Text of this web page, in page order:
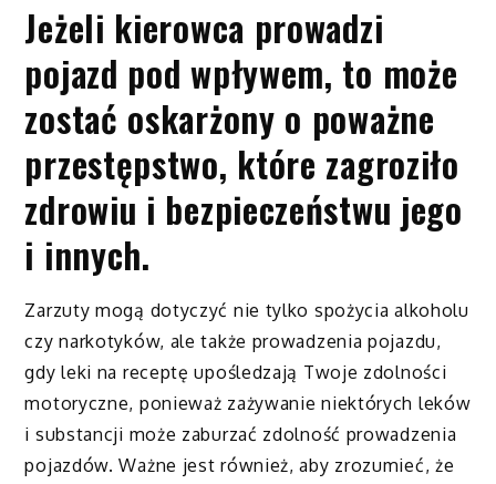
Jeżeli kierowca prowadzi
pojazd pod wpływem, to może
zostać oskarżony o poważne
przestępstwo, które zagroziło
zdrowiu i bezpieczeństwu jego
i innych.
Zarzuty mogą dotyczyć nie tylko spożycia alkoholu
czy narkotyków, ale także prowadzenia pojazdu,
gdy leki na receptę upośledzają Twoje zdolności
motoryczne, ponieważ zażywanie niektórych leków
i substancji może zaburzać zdolność prowadzenia
pojazdów. Ważne jest również, aby zrozumieć, że